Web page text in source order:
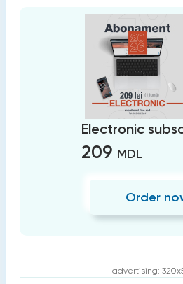
Electronic
209 MDL
Order
advertising: